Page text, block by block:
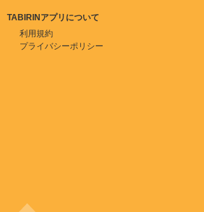
TABIRINアプリについて
利用規約
プライバシーポリシー